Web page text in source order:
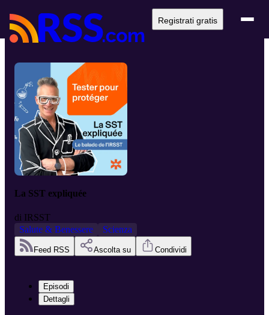
Registrati gratis
La SST expliquée
di IRSST
Salute & Benessere
Scienza
Feed RSS Ascolta su Condividi
Episodi
Dettagli